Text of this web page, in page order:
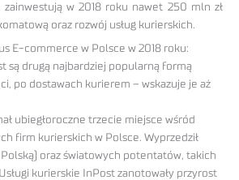
w 2018 roku nawet 250 mln zł
oraz rozwój usług kurierskich.
E-commerce w Polsce w 2018 roku:
są drugą najbardziej popularną formą
po dostawach kurierem – wskazuje je aż
ubiegłoroczne trzecie miejsce wśród
firm kurierskich w Polsce. Wyprzedził
oraz światowych potentatów, takich
kurierskie InPost zanotowały przyrost